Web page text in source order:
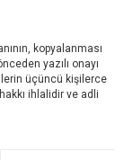
kopyalanması
yazılı onayı
üçüncü kişilerce
ihlalidir ve adli